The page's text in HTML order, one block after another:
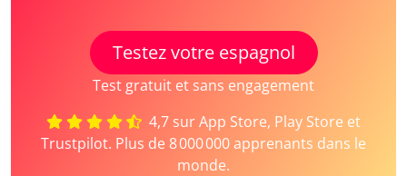
Testez votre espagnol
Test gratuit et sans engagement
4,7 sur App Store, Play Store et
Trustpilot. Plus de 8 000 000 apprenants dans le
monde.